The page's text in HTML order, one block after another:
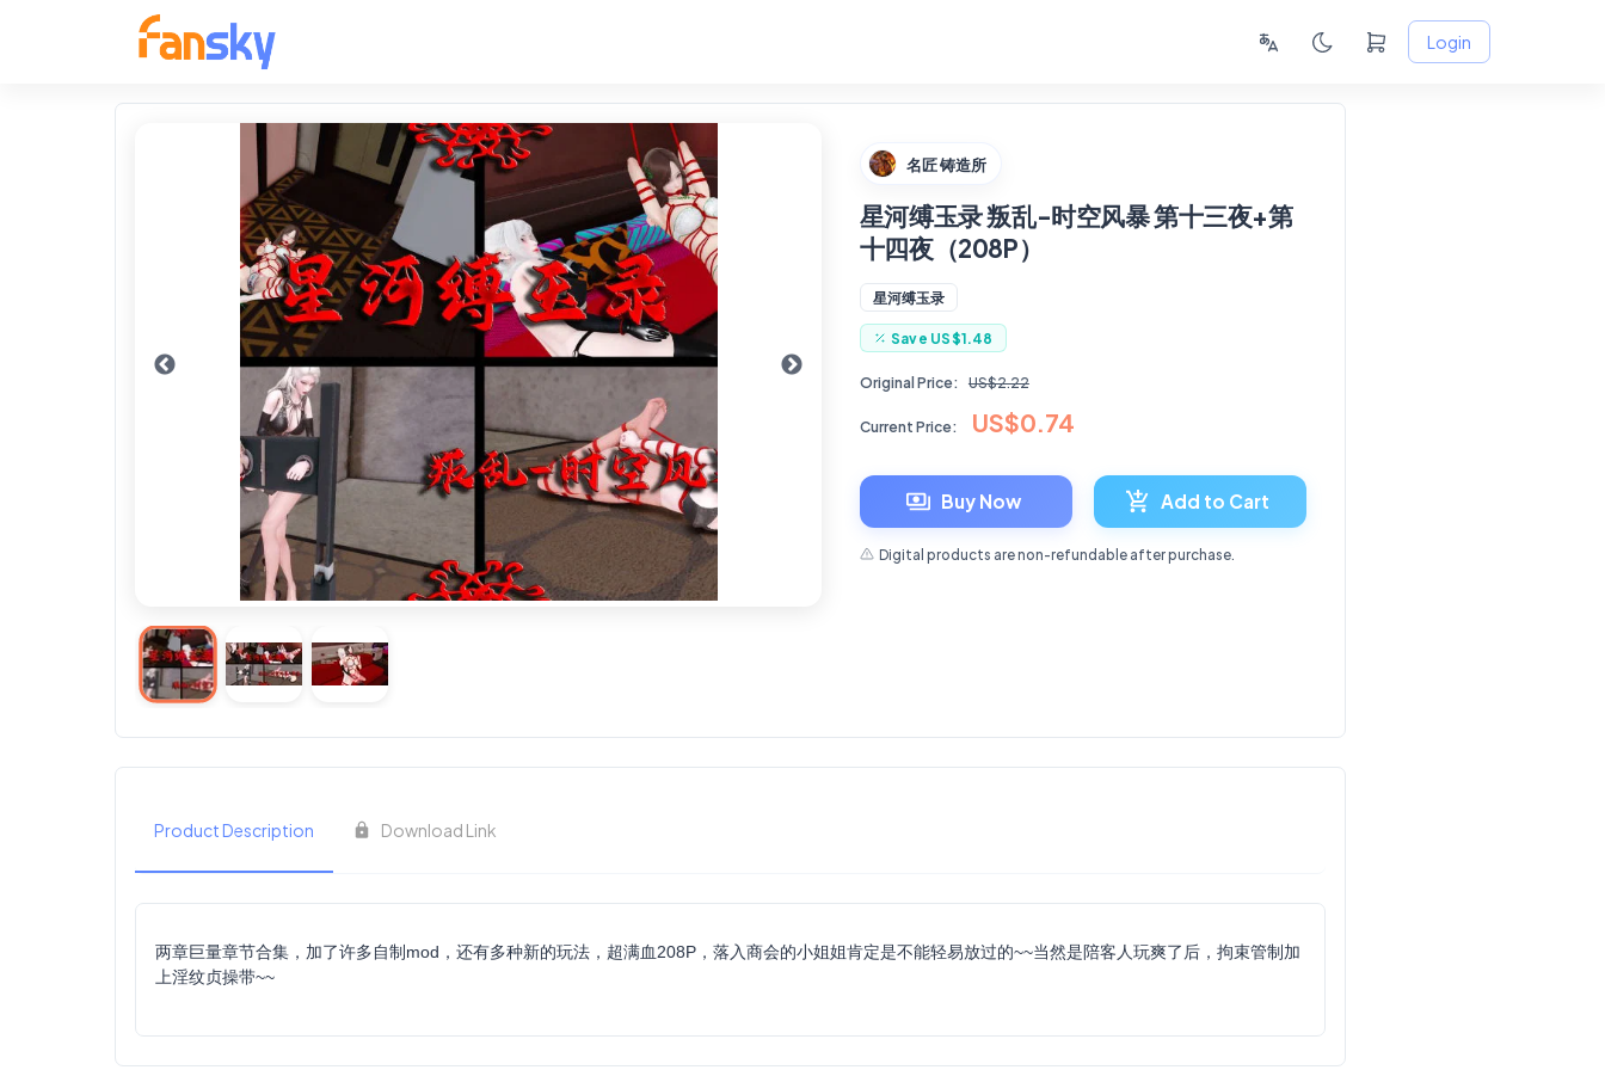
Login
名匠 铸造所
星河缚玉录 叛乱-时空风暴 第十三夜+第
十四夜（208P）
星河缚玉录
Save US$1.48
Original Price: US$2.22
Current Price: US$0.74
Buy Now Add to Cart
Digital products are non-refundable after purchase.
Product Description Download Link
两章巨量章节合集，加了许多自制mod，还有多种新的玩法，超满血208P，落入商会的小姐姐肯定是不能轻易放过的~~当然是陪客人玩爽了后，拘束管制加
上淫纹贞操带~~